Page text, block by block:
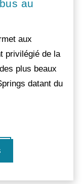
au
aux
privilégié de la
plus beaux
datant du